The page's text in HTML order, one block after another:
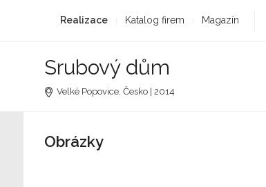
Realizace Katalog firem Magazín
Srubový dům
Velké Popovice, Česko | 2014
Obrázky